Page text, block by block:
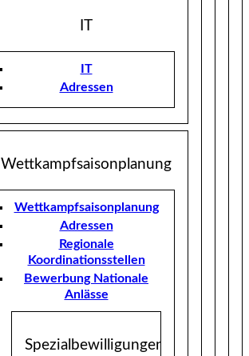
IT
Adressen
Wettkampfsaisonplanung
Wettkampfsaisonplanung
Adressen
Regionale
Koordinationsstellen
Bewerbung Nationale
Anlässe
Spezialbewilligungen